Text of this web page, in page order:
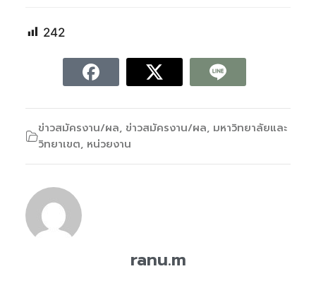
242
ข่าวสมัครงาน/ผล, ข่าวสมัครงาน/ผล, มหาวิทยาลัยและ
วิทยาเขต, หน่วยงาน
ranu.m